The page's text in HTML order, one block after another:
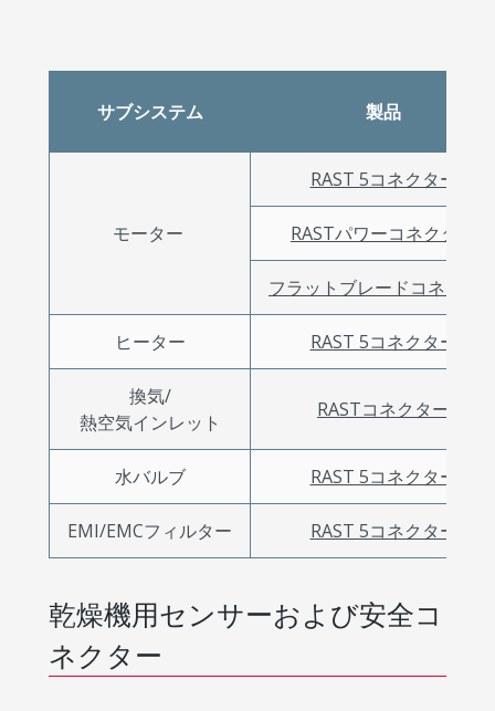
サブシステム 製品
モーター
RAST 5コネクター
RASTパワーコネクター
フラットブレードコネクタ
ヒーター RAST 5コネクター
換気/
熱空気インレット
RASTコネクター
水バルブ RAST 5コネクター
EMI/EMCフィルター RAST 5コネクター
乾燥機用センサーおよび安全コ
ネクター